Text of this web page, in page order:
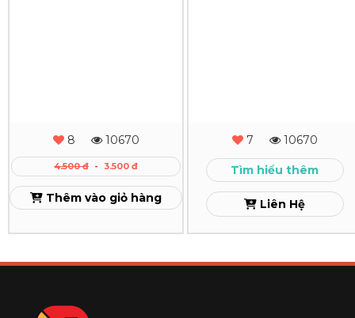
Sỉ
Tại
8 10670
4.500 đ - 3.500 đ
Thêm vào giỏ hàng
7 10670
Tìm hiểu thêm
Liên Hệ